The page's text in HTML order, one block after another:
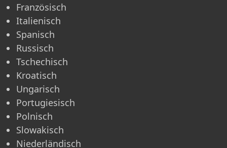
Französisch
Italienisch
Spanisch
Russisch
Tschechisch
Kroatisch
Ungarisch
Portugiesisch
Polnisch
Slowakisch
Niederländisch